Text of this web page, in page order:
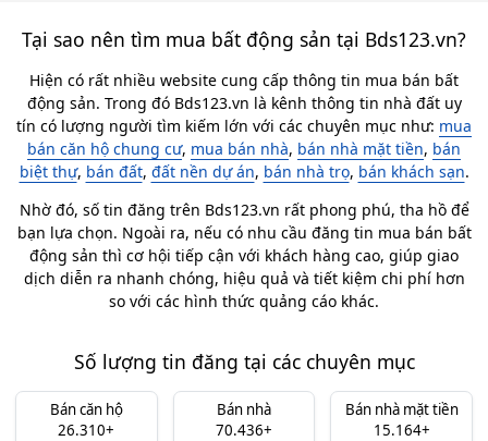
Tại sao nên tìm mua bất động sản tại Bds123.vn?
Hiện có rất nhiều website cung cấp thông tin mua bán bất
động sản. Trong đó Bds123.vn là kênh thông tin nhà đất uy
tín có lượng người tìm kiếm lớn với các chuyên mục như: mua
bán căn hộ chung cư, mua bán nhà, bán nhà mặt tiền, bán
biệt thự, bán đất, đất nền dự án, bán nhà trọ, bán khách sạn.
Nhờ đó, số tin đăng trên Bds123.vn rất phong phú, tha hồ để
bạn lựa chọn. Ngoài ra, nếu có nhu cầu đăng tin mua bán bất
động sản thì cơ hội tiếp cận với khách hàng cao, giúp giao
dịch diễn ra nhanh chóng, hiệu quả và tiết kiệm chi phí hơn
so với các hình thức quảng cáo khác.
Số lượng tin đăng tại các chuyên mục
Bán căn hộ
26.310+
Bán nhà
70.436+
Bán nhà mặt tiền
15.164+